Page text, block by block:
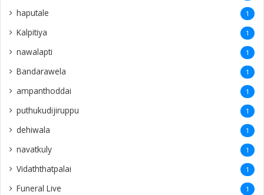
haputale 1
Kalpitiya 1
nawalapti 1
Bandarawela 1
ampanthoddai 1
puthukudijiruppu 1
dehiwala 1
navatkuly 1
Vidaththatpalai 1
Funeral Live 1